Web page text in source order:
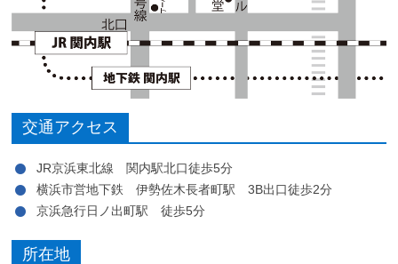
交通アクセス
JR京浜東北線 関内駅北口徒歩5分
横浜市営地下鉄 伊勢佐木長者町駅 3B出口徒歩2分
京浜急行日ノ出町駅 徒歩5分
所在地